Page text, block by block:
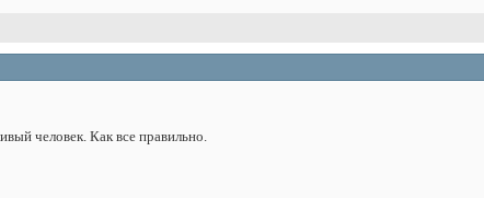
человек. Как все правильно.